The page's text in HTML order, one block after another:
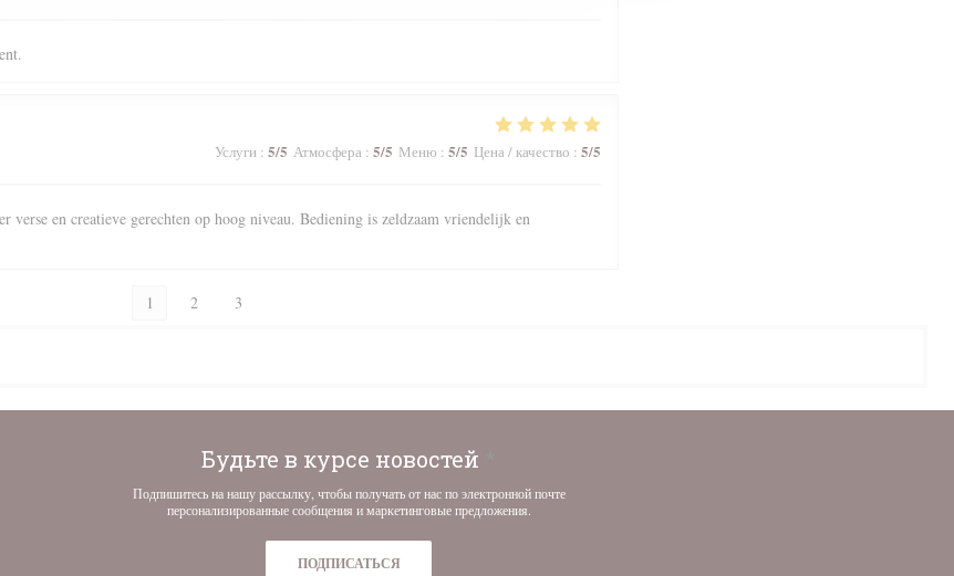
Услуги : 5/5 Атмосфера : 5/5 Меню : 5/5 Цена / качество : 5/5
verse en creatieve gerechten op hoog niveau. Bediening is zeldzaam vriendelijk en
1 2 3
Будьте в курсе новостей
Подпишитесь на нашу рассылку, чтобы получать от нас по электронной почте
персонализированные сообщения и маркетинговые предложения.
ПОДПИСАТЬСЯ